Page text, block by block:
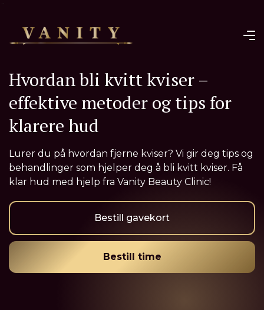
¨
Hvordan bli kvitt kviser –
effektive metoder og tips for
klarere hud
Lurer du på hvordan fjerne kviser? Vi gir deg tips og
behandlinger som hjelper deg å bli kvitt kviser. Få
klar hud med hjelp fra Vanity Beauty Clinic!
Bestill gavekort
Bestill time